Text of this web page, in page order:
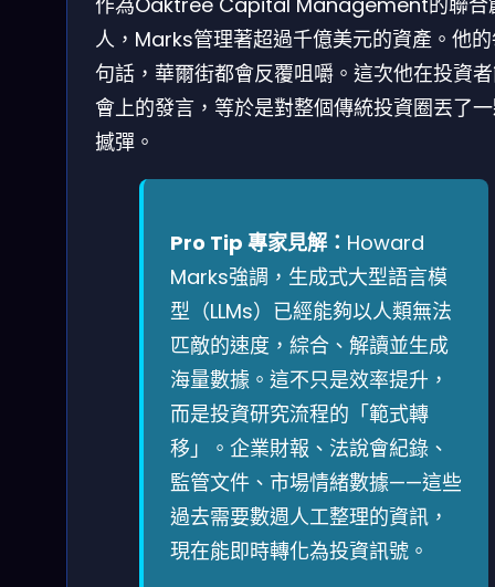
人，Marks管理著超過千億美元的資產。他
句話，華爾街都會反覆咀嚼。這次他在投資
會上的發言，等於是對整個傳統投資圈丟了
撼彈。
Pro Tip 專家見解： Howard
Marks強調，生成式大型語言模
型（LLMs）已經能夠以人類無法
匹敵的速度，綜合、解讀並生成
海量數據。這不只是效率提升，
而是投資研究流程的「範式轉
移」。企業財報、法說會紀錄、
監管文件、市場情緒數據——這些
過去需要數週人工整理的資訊，
現在能即時轉化為投資訊號。